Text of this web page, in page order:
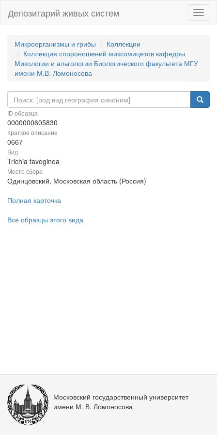
Депозитарий живых систем
Микроорганизмы и грибы
Коллекции
Коллекция спороношений миксомицетов кафедры
Микологии и альгологии Биологического факультета МГУ
имени М.В. Ломоносова
ID образца
0000000605830
Краткое описание
0667
Вид
Trichia favoginea
Место сбора
Одинцовский, Московская область (Россия)
Полная карточка
Все образцы этого вида
Московский государственный университет
имени М. В. Ломоносова